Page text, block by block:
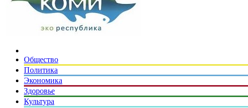
Общество
Политика
Экономика
Здоровье
Культура